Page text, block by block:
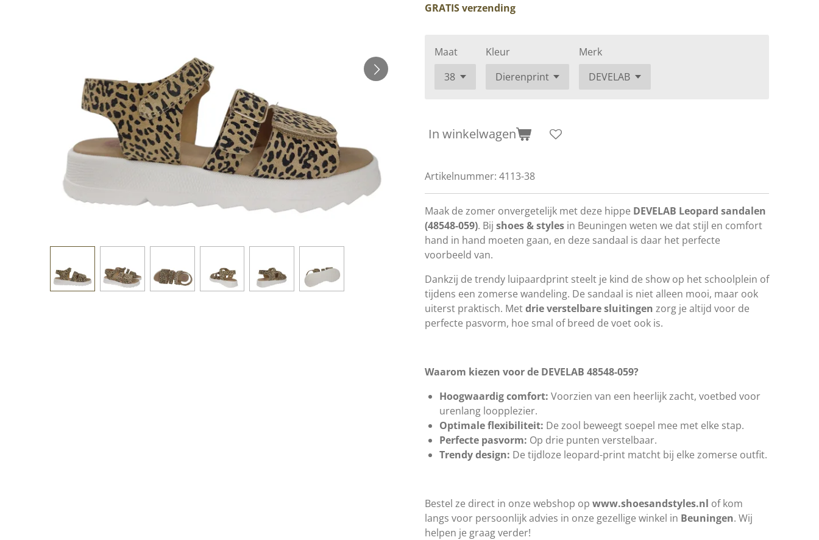
GRATIS verzending
Maat Kleur Merk
In winkelwagen
Artikelnummer: 4113-38
Maak de zomer onvergetelijk met deze hippe DEVELAB Leopard sandalen
(48548-059). Bij shoes & styles in Beuningen weten we dat stijl en comfort
hand in hand moeten gaan, en deze sandaal is daar het perfecte
voorbeeld van.
Dankzij de trendy luipaardprint steelt je kind de show op het schoolplein of
tijdens een zomerse wandeling. De sandaal is niet alleen mooi, maar ook
uiterst praktisch. Metdrie verstelbare sluitingen zorg je altijd voor de
perfecte pasvorm, hoe smal of breed de voet ook is.
Waarom kiezen voor de DEVELAB 48548-059?
Hoogwaardig comfort: Voorzien van een heerlijk zacht, voetbed voor
urenlang loopplezier.
Optimale flexibiliteit: De zool beweegt soepel mee met elke stap.
Perfecte pasvorm: Op drie punten verstelbaar.
Trendy design: De tijdloze leopard-print matcht bij elke zomerse outfit.
Bestel ze direct in onze webshop op www.shoesandstyles.nl of kom
langs voor persoonlijk advies in onze gezellige winkel in Beuningen. Wij
helpen je graag verder!